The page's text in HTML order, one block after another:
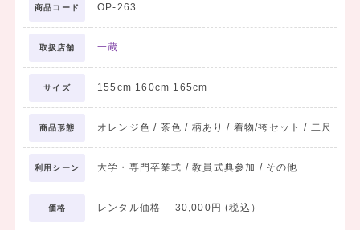
商品コード OP-263
取扱店舗 一蔵
サイズ 155cm 160cm 165cm
商品形態 オレンジ色 / 茶色 / 柄あり / 着物/袴セット / 二尺
利用シーン 大学・専門卒業式 / 教員式典参加 / その他
価格 レンタル価格 30,000円 (税込）